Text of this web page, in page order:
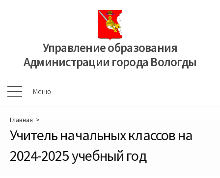
Управление образования
Администрации города Вологды
Меню
Меню
Главная >
Учитель начальных классов на
2024-2025 учебный год